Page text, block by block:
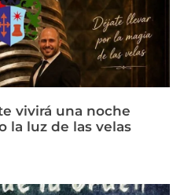
vivirá una noche
la luz de las velas